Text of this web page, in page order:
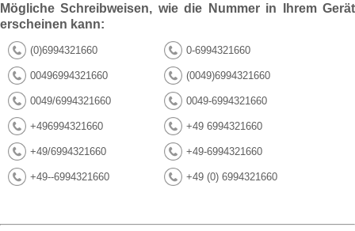
Mögliche Schreibweisen, wie die Nummer in Ihrem Gerät
erscheinen kann:
(0)6994321660 0-6994321660
00496994321660 (0049)6994321660
0049/6994321660 0049-6994321660
+496994321660 +49 6994321660
+49/6994321660 +49-6994321660
+49--6994321660 +49 (0) 6994321660